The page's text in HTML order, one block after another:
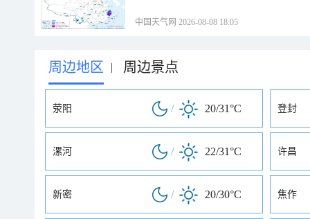
中国天气网 2026-08-08 18:05
周边地区 | 周边景点
荥阳 / 20/31°C 登封
漯河 / 22/31°C 许昌
新密 / 20/30°C 焦作